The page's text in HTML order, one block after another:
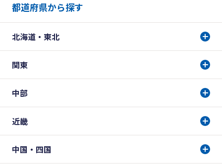
都道府県から探す
北海道・東北
関東
中部
近畿
中国・四国